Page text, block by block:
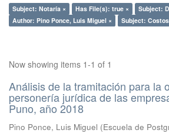
Subject: Notaría × Has File(s): true ×
Subject:
Author: Pino Ponce, Luis Miguel ×
Subject:
Now showing items 1-1 of 1
Análisis de la tramitación para la
personería jurídica de las
Puno, año 2018
Pino Ponce, Luis Miguel (Escuela de